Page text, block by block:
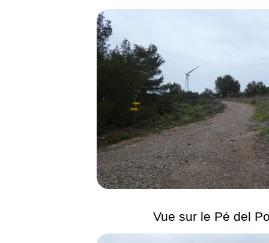
Vue sur le Pé del